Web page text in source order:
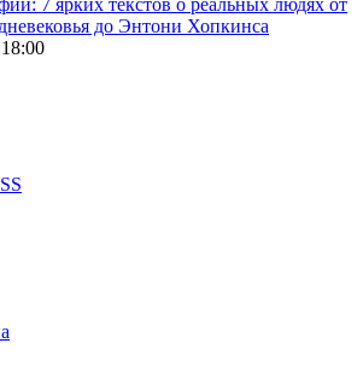
7 ярких текстов о реальных людях от
до Энтони Хопкинса
18:00